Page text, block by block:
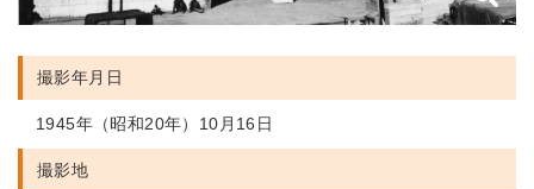
撮影年月日
1945年（昭和20年）10月16日
撮影地